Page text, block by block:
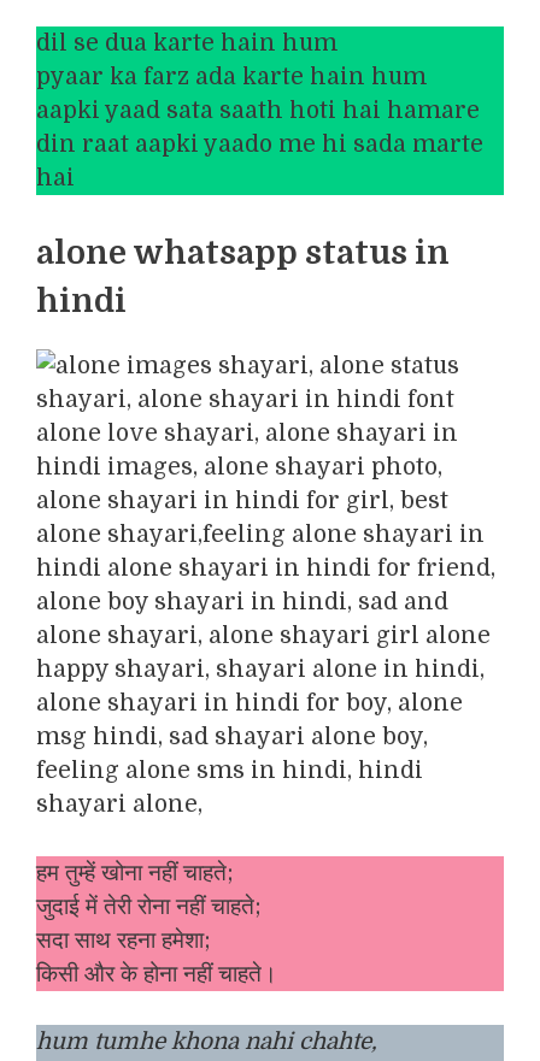
dil se dua karte hain hum
pyaar ka farz ada karte hain hum
aapki yaad sata saath hoti hai hamare
din raat aapki yaado me hi sada marte
hai
alone whatsapp status in
hindi
हम तुम्हें खोना नहीं चाहते;
जुदाई में तेरी रोना नहीं चाहते;
सदा साथ रहना हमेशा;
किसी और के होना नहीं चाहते।
hum tumhe khona nahi chahte,